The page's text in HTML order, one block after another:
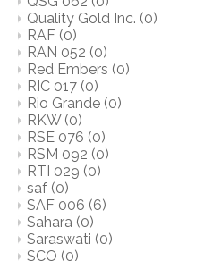
Quality Gold Inc. (0)
RAF (0)
RAN 052 (0)
Red Embers (0)
RIC 017 (0)
Rio Grande (0)
RKW (0)
RSE 076 (0)
RSM 092 (0)
RTI 029 (0)
saf (0)
SAF 006 (6)
Sahara (0)
Saraswati (0)
SCO (0)